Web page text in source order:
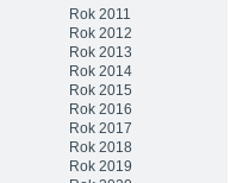
Rok 2011
Rok 2012
Rok 2013
Rok 2014
Rok 2015
Rok 2016
Rok 2017
Rok 2018
Rok 2019